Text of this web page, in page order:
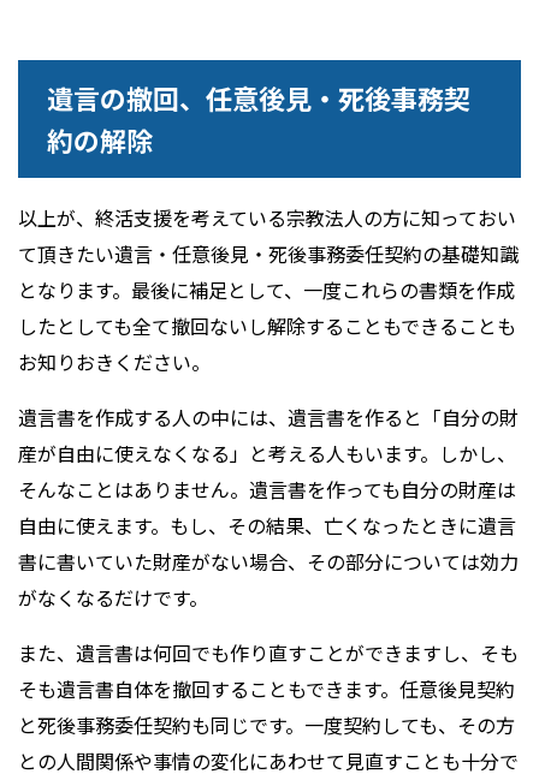
遺言の撤回、任意後見・死後事務契
約の解除
以上が、終活支援を考えている宗教法人の方に知っておい
て頂きたい遺言・任意後見・死後事務委任契約の基礎知識
となります。最後に補足として、一度これらの書類を作成
したとしても全て撤回ないし解除することもできることも
お知りおきください。
遺言書を作成する人の中には、遺言書を作ると「自分の財
産が自由に使えなくなる」と考える人もいます。しかし、
そんなことはありません。遺言書を作っても自分の財産は
自由に使えます。もし、その結果、亡くなったときに遺言
書に書いていた財産がない場合、その部分については効力
がなくなるだけです。
また、遺言書は何回でも作り直すことができますし、そも
そも遺言書自体を撤回することもできます。任意後見契約
と死後事務委任契約も同じです。一度契約しても、その方
との人間関係や事情の変化にあわせて見直すことも十分で